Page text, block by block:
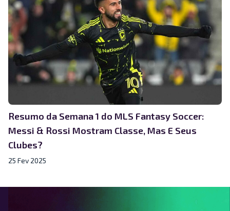
Resumo da Semana 1 do MLS Fantasy Soccer:
Messi & Rossi Mostram Classe, Mas E Seus
Clubes?
25 Fev 2025